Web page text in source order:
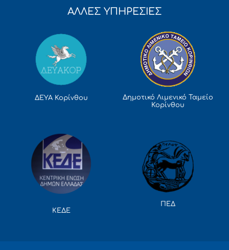
ΑΛΛΕΣ ΥΠΗΡΕΣΙΕΣ
ΔΕΥΑ Κορίνθου
Δημοτικό Λιμενικό Ταμείο
Κορίνθου
ΚΕΔΕ
ΠΕΔ